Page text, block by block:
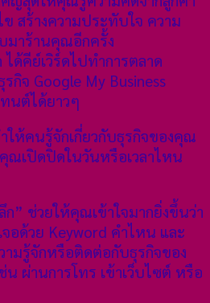
สร้างความประทับใจ ความ
มาร้านคุณอีกครั้ง
ได้คีย์เวิร์ดไปทำการตลาด
กิจ Google My Business
นต์ได้ยาวๆ
ให้คนรู้จักเกี่ยวกับธุรกิจของคุณ
ณเปิดปิดในวันหรือเวลาไหน
ก” ช่วยให้คุณเข้าใจมากยิ่งขึ้นว่า
อด้วย Keyword คำไหน และ
ามรู้จักหรือติดต่อกับธุรกิจของ
ผ่านการโทร เข้าเว็บไซต์ หรือ